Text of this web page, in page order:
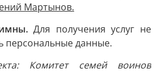
Мартынов.
Для получения услуг не
персональные данные.
Комитет семей воинов